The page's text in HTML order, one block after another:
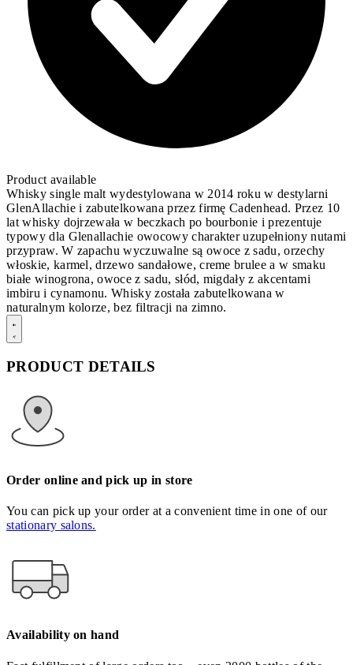
Product available
Whisky single malt wydestylowana w 2014 roku w destylarni
GlenAllachie i zabutelkowana przez firmę Cadenhead. Przez 10
lat whisky dojrzewała w beczkach po bourbonie i prezentuje
typowy dla Glenallachie owocowy charakter uzupełniony nutami
przypraw. W zapachu wyczuwalne są owoce z sadu, orzechy
włoskie, karmel, drzewo sandałowe, creme brulee a w smaku
białe winogrona, owoce z sadu, słód, migdały z akcentami
imbiru i cynamonu. Whisky została zabutelkowana w
naturalnym kolorze, bez filtracji na zimno.
PRODUCT DETAILS
Order online and pick up in store
You can pick up your order at a convenient time in one of our
stationary salons.
Availability on hand